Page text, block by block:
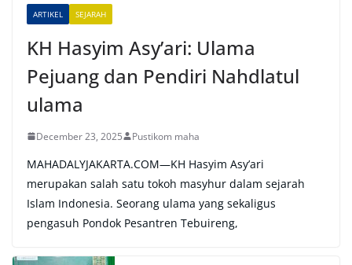
ARTIKEL SEJARAH
KH Hasyim Asy’ari: Ulama
Pejuang dan Pendiri Nahdlatul
ulama
December 23, 2025 Pustikom maha
MAHADALYJAKARTA.COM—KH Hasyim Asy’ari
merupakan salah satu tokoh masyhur dalam sejarah
Islam Indonesia. Seorang ulama yang sekaligus
pengasuh Pondok Pesantren Tebuireng,